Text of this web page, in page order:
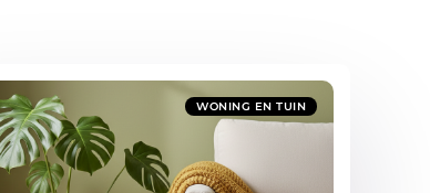
WONING EN TUIN